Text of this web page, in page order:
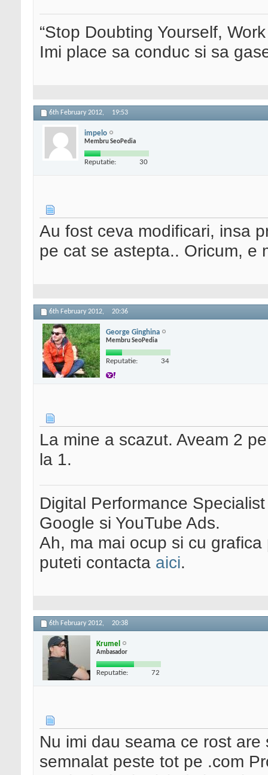
“Stop Doubting Yourself,
Imi place sa conduc si sa
6th February 2012, 19:53
impelo
Membru SeoPedia
Reputatie: 30
Au fost ceva modificari, insa
pe cat se astepta.. Oricum, e
6th February 2012, 20:36
George Ginghina
Membru SeoPedia
Reputatie: 34
La mine a scazut. Aveam 2
la 1.
Digital Performance
Google si YouTube Ads.
Ah, ma mai ocup si cu
puteti contacta aici.
6th February 2012, 20:38
Krumel
Ambasador
Reputatie: 72
Nu imi dau seama ce rost
semnalat peste tot pe .com